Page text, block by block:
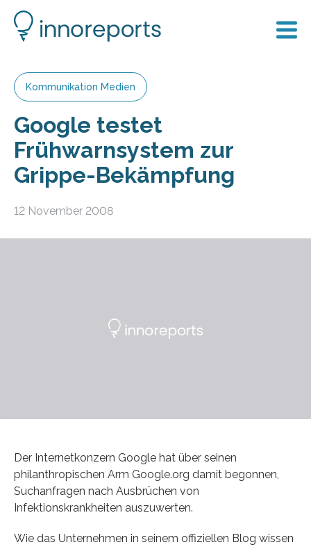
Kommunikation Medien
Google testet
Frühwarnsystem zur
Grippe-Bekämpfung
12 November 2008
Der Internetkonzern Google hat über seinen
philanthropischen Arm Google.org damit begonnen,
Suchanfragen nach Ausbrüchen von
Infektionskrankheiten auszuwerten.
Wie das Unternehmen in seinem offiziellen Blog wissen